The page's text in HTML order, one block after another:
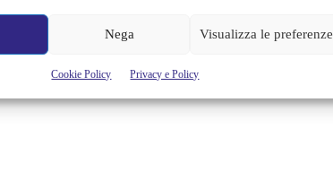
Nega Visualizza le preferenze
Cookie Policy Privacy e Policy